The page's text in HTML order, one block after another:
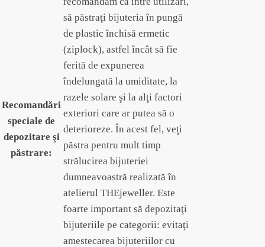
Recomandări
speciale de
depozitare şi
păstrare:
să păstraţi bijuteria în pungă
de plastic închisă ermetic
(ziplock), astfel încât să fie
ferită de expunerea
îndelungată la umiditate, la
razele solare şi la alţi factori
exteriori care ar putea să o
deterioreze. În acest fel, veţi
păstra pentru mult timp
strălucirea bijuteriei
dumneavoastră realizată în
atelierul THEjeweller. Este
foarte important să depozitaţi
bijuteriile pe categorii: evitaţi
amestecarea bijuteriilor cu